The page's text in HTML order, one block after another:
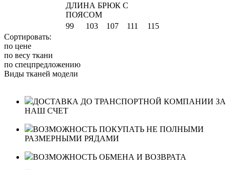
ДЛИНА БРЮК С
ПОЯСОМ
99
103 107 111
115
Сортировать:
по цене
по весу ткани
по спецпредложению
Виды тканей модели
ДОСТАВКА ДО ТРАНСПОРТНОЙ КОМПАНИИ ЗА
НАШ СЧЕТ
ВОЗМОЖНОСТЬ ПОКУПАТЬ НЕ ПОЛНЫМИ
РАЗМЕРНЫМИ РЯДАМИ
ВОЗМОЖНОСТЬ ОБМЕНА И ВОЗВРАТА